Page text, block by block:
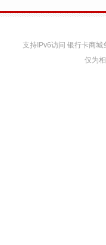
支持IPv6访问 银行卡商
仅为